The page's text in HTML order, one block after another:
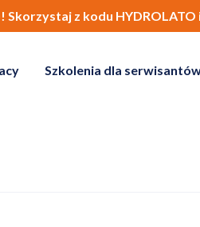
Skorzystaj z kodu
Szkolenia dla